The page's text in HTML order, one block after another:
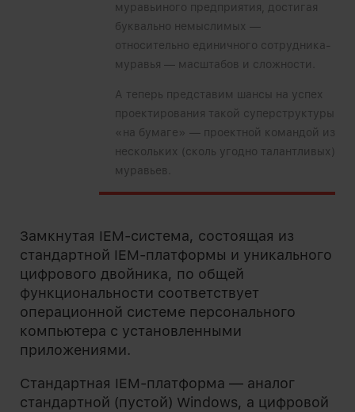
муравьиного предприятия, достигая
буквально немыслимых —
относительно единичного сотрудника-
муравья — масштабов и сложности.
А теперь представим шансы на успех
проектирования такой суперструктуры
«на бумаге» — проектной командой из
нескольких (сколь угодно талантливых)
муравьев.
Замкнутая IEM-система, состоящая из
стандартной IEM-платформы и уникального
цифрового двойника, по общей
функциональности соответствует
операционной системе персонального
компьютера с установленными
приложениями.
Стандартная IEM-платформа — аналог
стандартной (пустой) Windows, а цифровой